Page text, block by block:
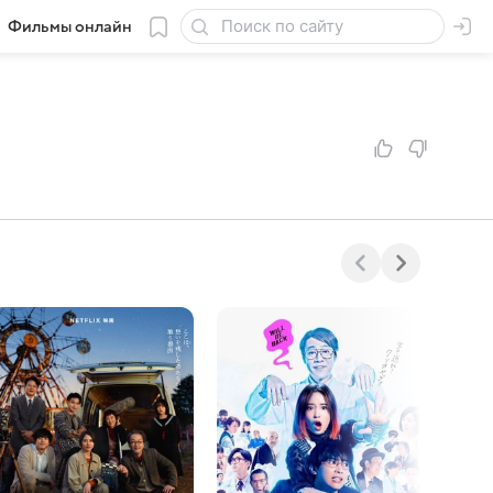
Фильмы онлайн